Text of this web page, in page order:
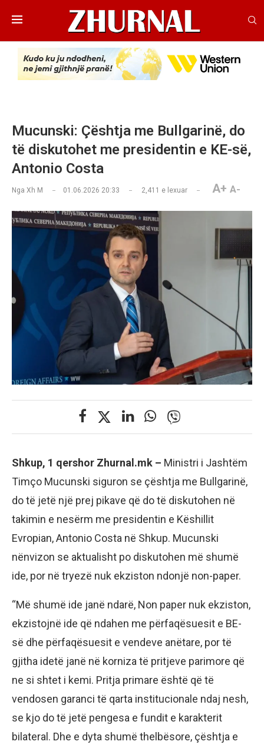
Mucunski: Çështja me Bullgarinë, do
të diskutohet me presidentin e KE-së,
Antonio Costa
Nga Xh M 01.06.2026 20:33 2,411 e lexuar A+ A-
Shkup, 1 qershor Zhurnal.mk – Ministri i Jashtëm
Timço Mucunski siguron se çështja me Bullgarinë,
do të jetë një prej pikave që do të diskutohen në
takimin e nesërm me presidentin e Këshillit
Evropian, Antonio Costa në Shkup. Mucunski
nënvizon se aktualisht po diskutohen më shumë
ide, por në tryezë nuk ekziston ndonjë non-paper.
“Më shumë ide janë ndarë, Non paper nuk ekziston,
ekzistojnë ide që ndahen me përfaqësuesit e BE-
së dhe përfaqësuesit e vendeve anëtare, por të
gjitha idetë janë në korniza të pritjeve parimore që
ne si shtet i kemi. Pritja primare është që të
vendosen garanci të qarta institucionale ndaj nesh,
se kjo do të jetë pengesa e fundit e karakterit
bilateral. Dhe e dyta shumë thelbësore, çështja e